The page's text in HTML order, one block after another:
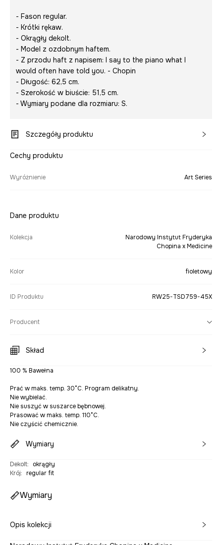
- Fason regular.
- Krótki rękaw.
- Okrągły dekolt.
- Model z ozdobnym haftem.
- Z przodu haft z napisem: I say to the piano what I
would often have told you. - Chopin
- Długość: 62,5 cm.
- Szerokość w biuście: 51,5 cm.
- Wymiary podane dla rozmiaru: S.
Szczegóły produktu
Cechy produktu
Wyróżnienie Art Series
Dane produktu
Kolekcja
Narodowy Instytut Fryderyka
Chopina x Medicine
Kolor fioletowy
ID Produktu RW25-TSD759-45X
Producent
Skład
100 % Bawełna
Prać w maks. temp. 30°C. Program delikatny.
Nie wybielać.
Nie suszyć w suszarce bębnowej.
Prasować w maks. temp. 110°C.
Nie czyścić chemicznie.
Wymiary
Dekolt:
okrągły
Krój: regular fit
Wymiary
Opis kolekcji